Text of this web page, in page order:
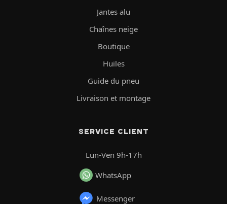
Jantes alu
Chaînes neige
Boutique
Huiles
Guide du pneu
Livraison et montage
SERVICE CLIENT
Lun-Ven 9h-17h
WhatsApp
Messenger